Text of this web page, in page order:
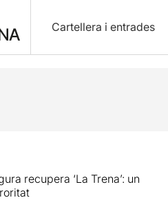
Cartellera i entrades
recupera ‘La Trena’: un